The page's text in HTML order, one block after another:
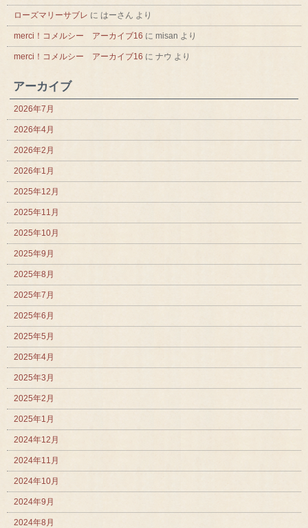
ローズマリーサブレ に はーさん より
merci！コメルシー アーカイブ16 に misan より
merci！コメルシー アーカイブ16 に ナウ より
アーカイブ
2026年7月
2026年4月
2026年2月
2026年1月
2025年12月
2025年11月
2025年10月
2025年9月
2025年8月
2025年7月
2025年6月
2025年5月
2025年4月
2025年3月
2025年2月
2025年1月
2024年12月
2024年11月
2024年10月
2024年9月
2024年8月